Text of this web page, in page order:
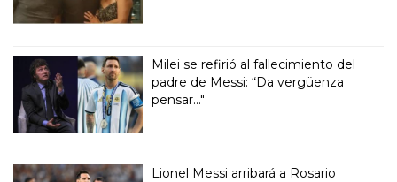
Milei se refirió al fallecimiento del
padre de Messi: “Da vergüenza
pensar..."
Lionel Messi arribará a Rosario